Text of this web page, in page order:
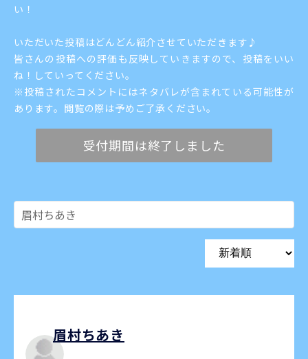
い！
いただいた投稿はどんどん紹介させていただきます♪
皆さんの投稿への評価も反映していきますので、投稿をいい
ね！していってください。
※投稿されたコメントにはネタバレが含まれている可能性が
あります。閲覧の際は予めご了承ください。
受付期間は終了しました
眉村ちあき